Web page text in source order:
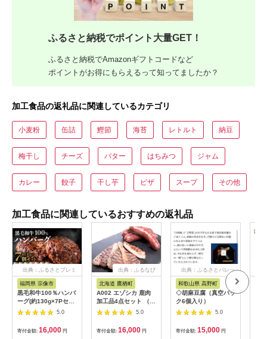
ふるさと納税でポイント大量GET！
ふるさと納税でAmazonギフトコードなど
ポイントがお得にもらえるって知ってましたか？
加工食品の返礼品に関連しているカテゴリ
小麦粉 缶詰 鰹節 海苔 レトルト 納豆
梅干し チーズ バター はちみつ ジャム
カレー 餃子 干し芋 ピザ スープ その他
加工食品に関連しているおすすめの返礼品
出典：ふるさとプレミ
福岡県 宗像市
黒毛和牛100％ハンバ
ーグ(約130g×7Pセッ
ト)【魚住商店】5.0
寄付金額: 16,000 円
出典：ふるなび
北海道 鷹栖町
A002 エゾシカ 鹿肉
加工品4点セット （
肩ローススライス エ
ゾ鹿ジャーキー スモ
ークハムか生ハムのい
ずれか ソーセージか
5.0
寄付金額: 16,000 円
出典：ふるさとパレッ
和歌山県 高野町
◇胡麻豆腐（真空パッ
ク6個入り）
5.0
寄付金額: 15,000 円